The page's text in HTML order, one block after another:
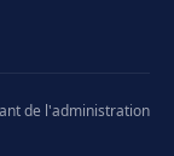
de l'administration